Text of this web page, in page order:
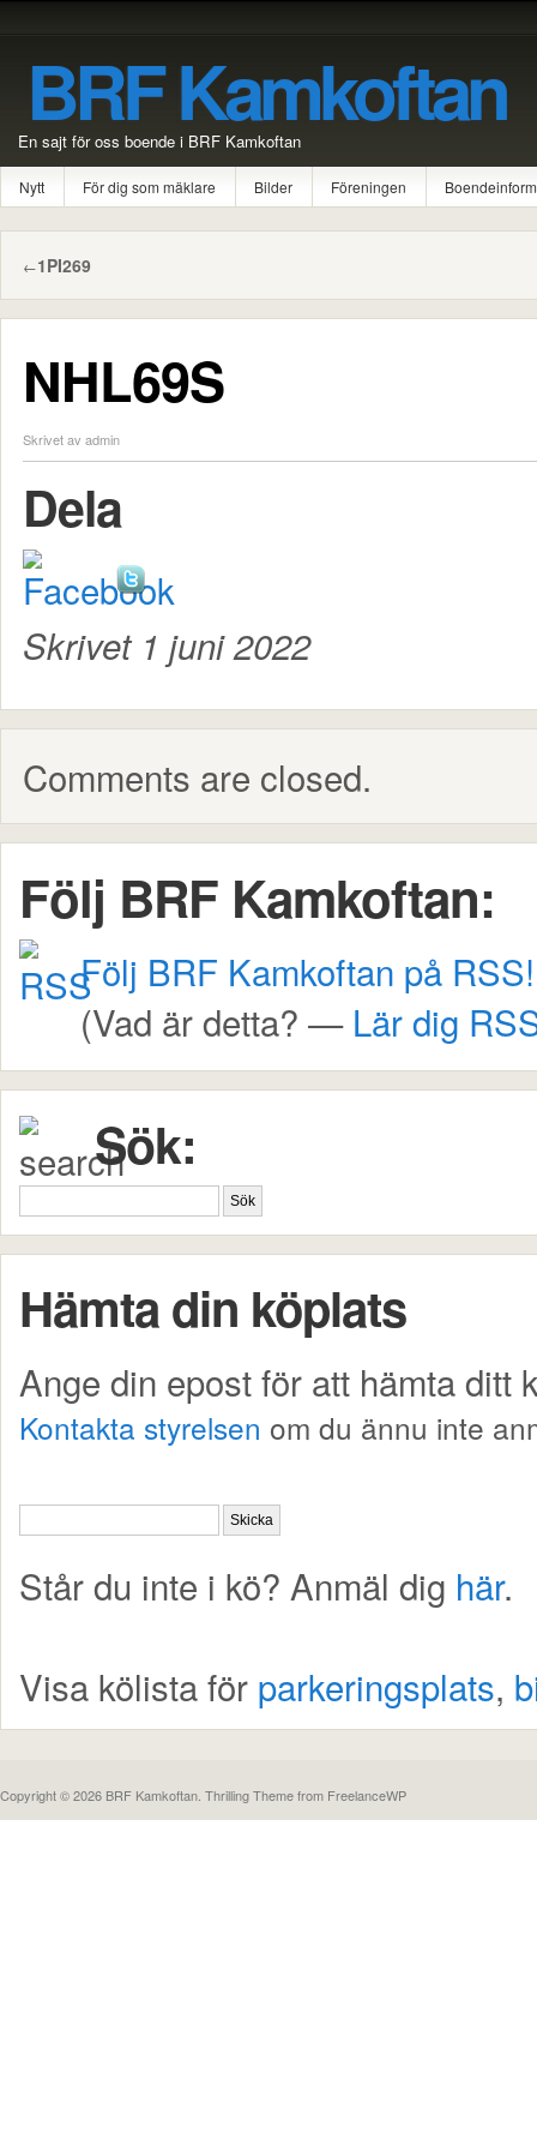
BRF Kamkoftan
En sajt för oss boende i BRF Kamkoftan
Nytt För dig som mäklare Bilder Föreningen
←1PI269
NHL69S
Skrivet av admin
Dela
Skrivet 1 juni 2022
Comments are closed.
Följ BRF Kamkoftan:
Följ BRF Kamkoftan på RSS!
(Vad är detta? — Lär dig
Sök:
Hämta din köplats
Ange din epost för att hämta ditt
Kontakta styrelsen om du ännu inte
Står du inte i kö? Anmäl dig här.
Visa kölista för parkeringsplats,
Copyright © 2026 BRF Kamkoftan. Thrilling Themefrom FreelanceWP